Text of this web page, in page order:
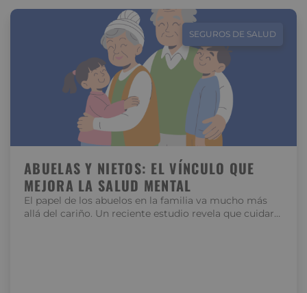
SEGUROS DE SALUD
ABUELAS Y NIETOS: EL VÍNCULO QUE
MEJORA LA SALUD MENTAL
El papel de los abuelos en la familia va mucho más
allá del cariño. Un reciente estudio revela que cuidar…